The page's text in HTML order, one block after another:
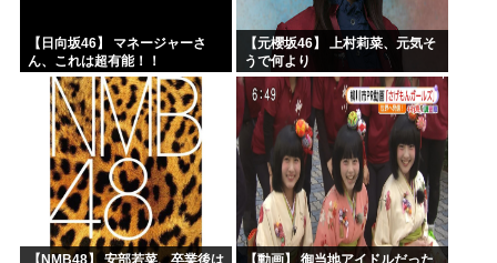
【日向坂46】 マネージャーさ
ん、これは超有能！！
【元櫻坂46】 上村莉菜、元気そ
うで何より
【NMB48】 安部若菜、卒業後は 【動画】 御当地アイドルだった